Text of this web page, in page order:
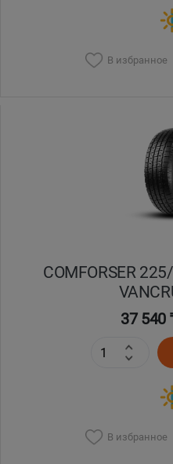
В избранное
COMFORSER
37 540
В избранное